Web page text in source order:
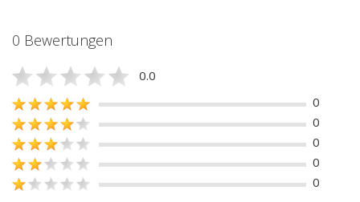
0 Bewertungen
0.0
0
0
0
0
0